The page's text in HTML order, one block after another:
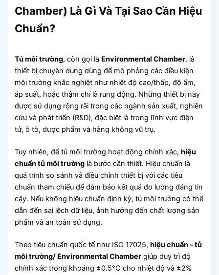
Chamber) Là Gì Và Tại Sao Cần Hiệu
Chuẩn?
Tủ môi trường, còn gọi là Environmental Chamber, là
thiết bị chuyên dụng dùng để mô phỏng các điều kiện
môi trường khắc nghiệt như nhiệt độ cao/thấp, độ ẩm,
áp suất, hoặc thậm chí là rung động. Những thiết bị này
được sử dụng rộng rãi trong các ngành sản xuất, nghiên
cứu và phát triển (R&D), đặc biệt là trong lĩnh vực điện
tử, ô tô, dược phẩm và hàng không vũ trụ.
Tuy nhiên, để tủ môi trường hoạt động chính xác,hiệu
chuẩn tủ môi trường là bước cần thiết. Hiệu chuẩn là
quá trình so sánh và điều chỉnh thiết bị với các tiêu
chuẩn tham chiếu để đảm bảo kết quả đo lường đáng tin
cậy. Nếu không hiệu chuẩn định kỳ, tủ môi trường có thể
dẫn đến sai lệch dữ liệu, ảnh hưởng đến chất lượng sản
phẩm và an toàn sử dụng.
Theo tiêu chuẩn quốc tế như ISO 17025,hiệu chuẩn – tủ
môi trường/ Environmental Chamber giúp duy trì độ
chính xác trong khoảng ±0.5°C cho nhiệt độ và ±2%